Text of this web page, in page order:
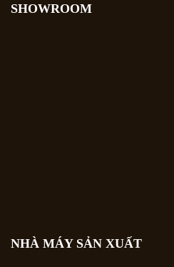
SHOWROOM
NHÀ MÁY SẢN XUẤT